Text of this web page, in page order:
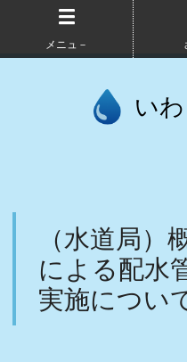
メニュ－
い
（水道局）
による配水
実施につい